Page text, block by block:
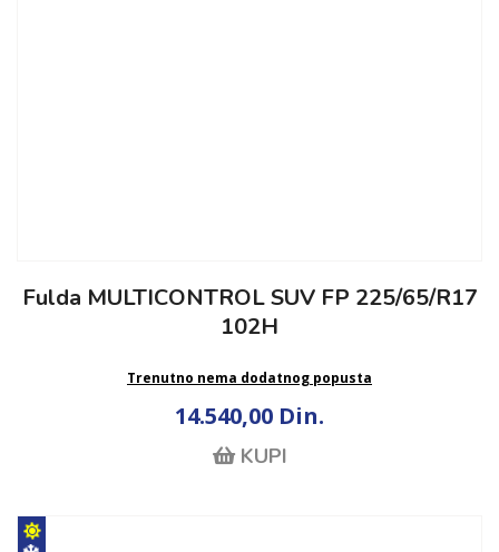
Fulda MULTICONTROL SUV FP 225/65/R17
102H
Trenutno nema dodatnog popusta
14.540,00 Din.
KUPI